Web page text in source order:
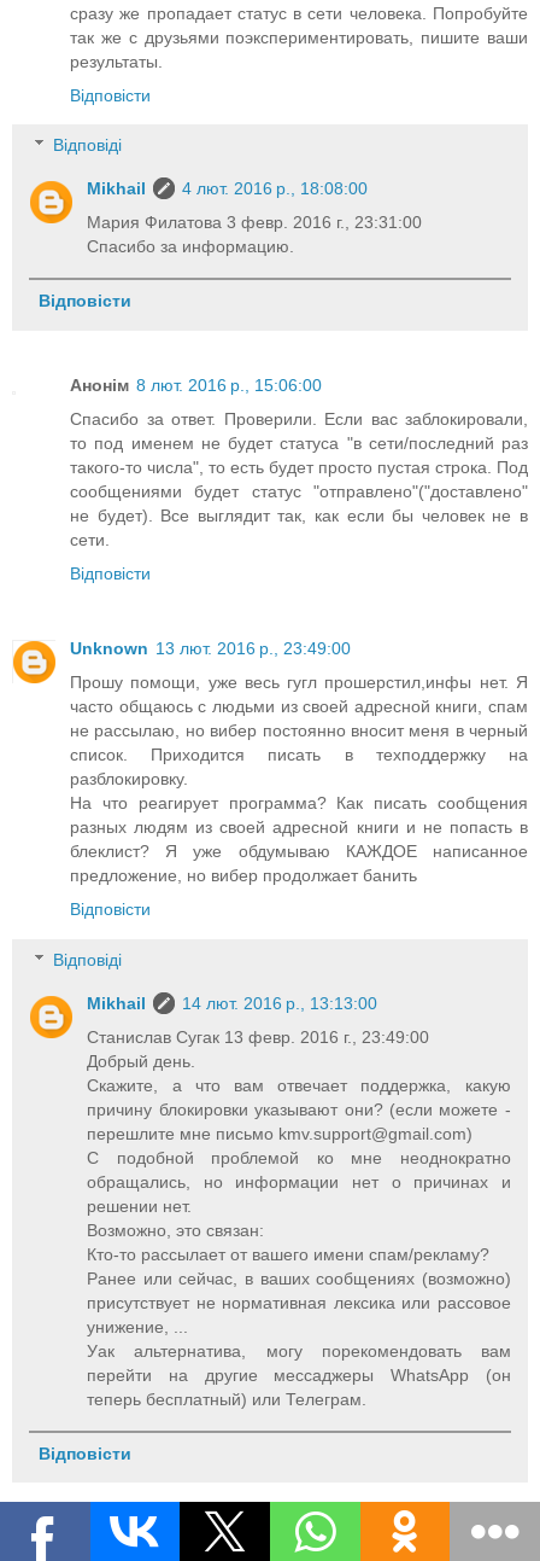
сразу же пропадает статус в сети человека. Попробуйте
так же с друзьями поэкспериментировать, пишите ваши
результаты.
Відповісти
Відповіді
Mikhail
4 лют. 2016 р., 18:08:00
Мария Филатова 3 февр. 2016 г., 23:31:00
Спасибо за информацию.
Відповісти
Анонім 8 лют. 2016 р., 15:06:00
Спасибо за ответ. Проверили. Если вас заблокировали,
то под именем не будет статуса "в сети/последний раз
такого-то числа", то есть будет просто пустая строка. Под
сообщениями будет статус "отправлено"("доставлено"
не будет). Все выглядит так, как если бы человек не в
сети.
Відповісти
Unknown 13 лют. 2016 р., 23:49:00
Прошу помощи, уже весь гугл прошерстил,инфы нет. Я
часто общаюсь с людьми из своей адресной книги, спам
не рассылаю, но вибер постоянно вносит меня в черный
список. Приходится писать в техподдержку на
разблокировку.
На что реагирует программа? Как писать сообщения
разных людям из своей адресной книги и не попасть в
блеклист? Я уже обдумываю КАЖДОЕ написанное
предложение, но вибер продолжает банить
Відповісти
Відповіді
Mikhail
14 лют. 2016 р., 13:13:00
Станислав Сугак 13 февр. 2016 г., 23:49:00
Добрый день.
Скажите, а что вам отвечает поддержка, какую
причину блокировки указывают они? (если можете -
перешлите мне письмо kmv.support@gmail.com)
С подобной проблемой ко мне неоднократно
обращались, но информации нет о причинах и
решении нет.
Возможно, это связан:
Кто-то рассылает от вашего имени спам/рекламу?
Ранее или сейчас, в ваших сообщениях (возможно)
присутствует не нормативная лексика или рассовое
унижение, ...
Уак альтернатива, могу порекомендовать вам
перейти на другие мессаджеры WhatsApp (он
теперь бесплатный) или Телеграм.
Відповісти
Unknown 14 лют. 2016 р., 19:53:00